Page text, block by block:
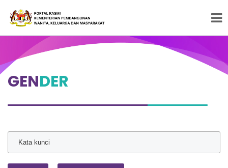
Peneraju Pembangunan Wanita, Keluarga dan
Masyarakat
GENDER